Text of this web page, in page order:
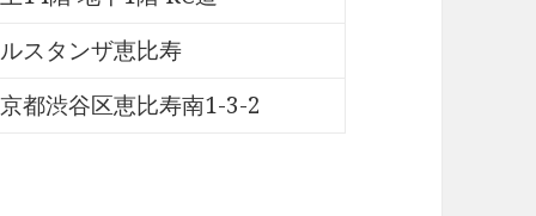
スタンザ恵比寿
都渋谷区恵比寿南1-3-2